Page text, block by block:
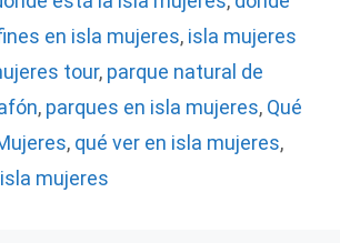
en isla mujeres, isla mujeres
tour, parque natural de
, parques en isla mujeres, Qué
, qué ver en isla mujeres,
mujeres